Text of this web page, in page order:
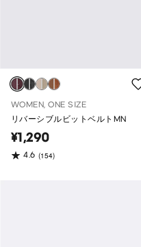
WOMEN, ONE SIZE
リバーシブルビットベルトMN
¥1,290
4.6 (154)